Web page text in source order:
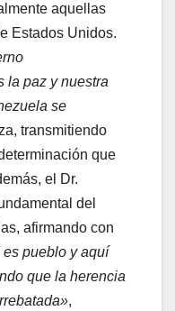
aquellas
Estados Unidos.
la paz y nuestra
se
transmitiendo
que
el Dr.
del
afirmando con
pueblo y aquí
que la herencia
,